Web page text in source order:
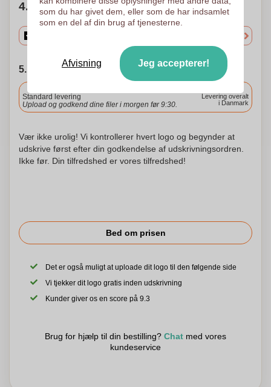
4. Vælg mængden
5. Vælg forsendelsesdato
Standard levering
Upload og godkend dine filer i morgen før 9:30.
Levering overalt
i Danmark
Vær ikke urolig! Vi kontrollerer hvert logo og begynder at
udskrive først efter din godkendelse af udskrivningsordren.
Ikke før. Din tilfredshed er vores tilfredshed!
Bed om prisen
Det er også muligt at uploade dit logo til den følgende side
Vi tjekker dit logo gratis inden udskrivning
Kunder giver os en score på 9.3
Brug for hjælp til din bestilling? Chat med vores
kundeservice
som du har givet dem, eller som de har indsamlet
som en del af din brug af tjenesterne.
Afvisning Jeg accepterer!